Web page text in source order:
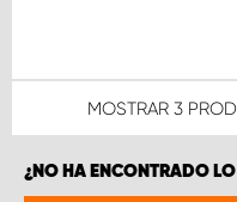
MOSTRAR 3
¿NO HA ENCONTRADO